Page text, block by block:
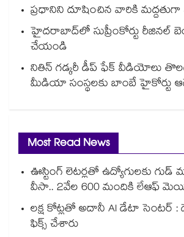
ప్రధానిని దూషించిన వారికి మద్దతుగా
హైదరాబాద్‌‌లో సుప్రీంకోర్టు రీజినల్‌‌
చేయండి
నితిన్ గడ్కరీ డీప్ ఫేక్ వీడియోలు
మీడియా సంస్థలకు బాంబే హైకోర్టు
Most Read News
ఊస్టింగ్ లెటర్లతో ఉద్యోగులకు గుడ్
వీసా.. 2వేల 600 మందికి లేఆఫ్
లక్ష కోట్లతో అదానీ AI డేటా సెంటర్ :
ఫిక్స్ చేశారు